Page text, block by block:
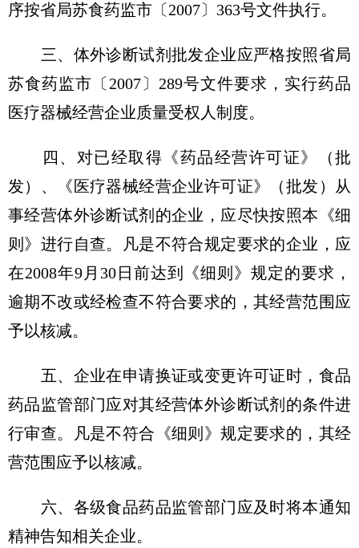
序按省局苏食药监市〔2007〕363号文件执行。
三、体外诊断试剂批发企业应严格按照省局
苏食药监市〔2007〕289号文件要求，实行药品
医疗器械经营企业质量受权人制度。
四、对已经取得《药品经营许可证》（批
发）、《医疗器械经营企业许可证》（批发）从
事经营体外诊断试剂的企业，应尽快按照本《细
则》进行自查。凡是不符合规定要求的企业，应
在2008年9月30日前达到《细则》规定的要求，
逾期不改或经检查不符合要求的，其经营范围应
予以核减。
五、企业在申请换证或变更许可证时，食品
药品监管部门应对其经营体外诊断试剂的条件进
行审查。凡是不符合《细则》规定要求的，其经
营范围应予以核减。
六、各级食品药品监管部门应及时将本通知
精神告知相关企业。